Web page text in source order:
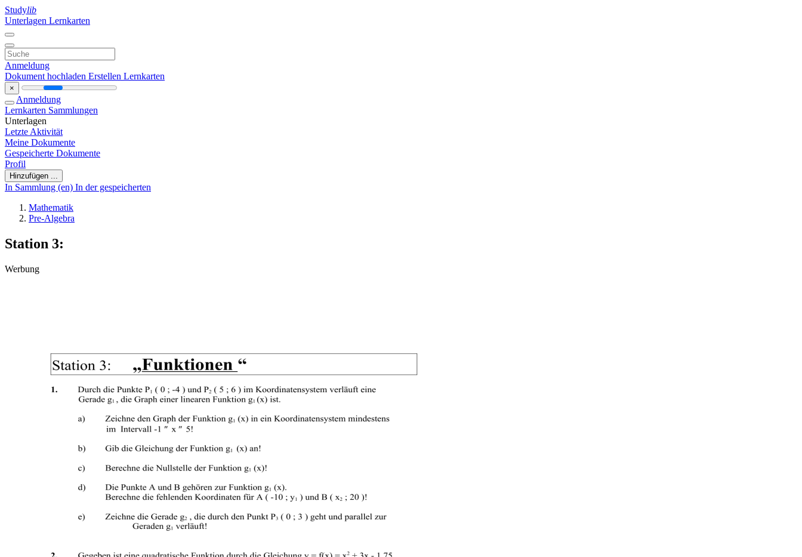
Studylib
Unterlagen Lernkarten
Anmeldung
Dokument hochladen Erstellen Lernkarten
×
Anmeldung
Lernkarten Sammlungen
Unterlagen
Letzte Aktivität
Meine Dokumente
Gespeicherte Dokumente
Profil
Hinzufügen ...
In Sammlung (en) In der gespeicherten
Mathematik
Pre-Algebra
Station 3:
Werbung